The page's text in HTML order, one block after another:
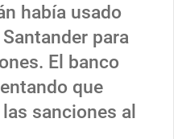
había usado
para
El banco
que
sanciones al